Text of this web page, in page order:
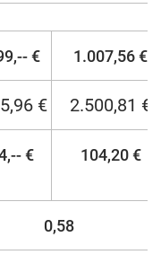
€ 1.007,56 €
€ 2.500,81 €
€ 104,20 €
0,58